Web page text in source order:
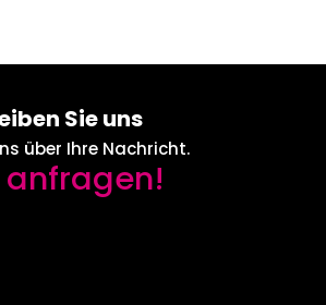
Sie uns
über Ihre Nachricht.